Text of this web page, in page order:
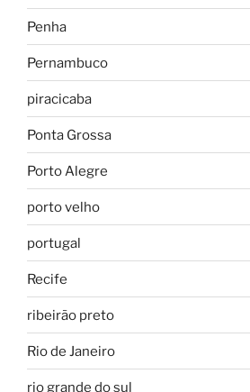
Penha
Pernambuco
piracicaba
Ponta Grossa
Porto Alegre
porto velho
portugal
Recife
ribeirão preto
Rio de Janeiro
rio grande do sul